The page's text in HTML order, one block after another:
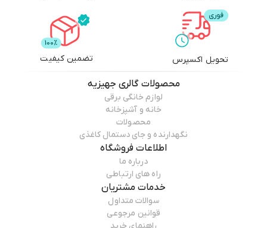
تحویل اکسپرس تضمین کیفیت
محصولاتگالری جهیزیه
لوازم خانگی برقی
خانه و آشپزخانه
محصولات
نگهدارنده و جای دستمال کاغذی
اطلاعات فروشگاه
درباره ما
راه های ارتباطی
خدمات مشتریان
سوالات متداول
قوانین مرجوعی